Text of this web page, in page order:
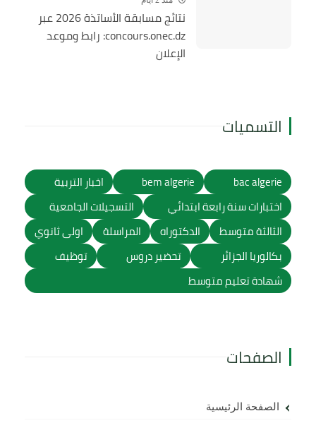
نتائج مسابقة الأساتذة 2026 عبر
concours.onec.dz: رابط وموعد
الإعلان
التسميات
bac algerie
bem algerie
اخبار التربية
اختبارات سنة رابعة ابتدائي
التسجيلات الجامعية
الثالثة متوسط
الدكتوراه المراسلة
اولى ثانوي
بكالوريا الجزائر
تحضير دروس
توظيف
شهادة تعليم متوسط
الصفحات
الصفحة الرئيسية